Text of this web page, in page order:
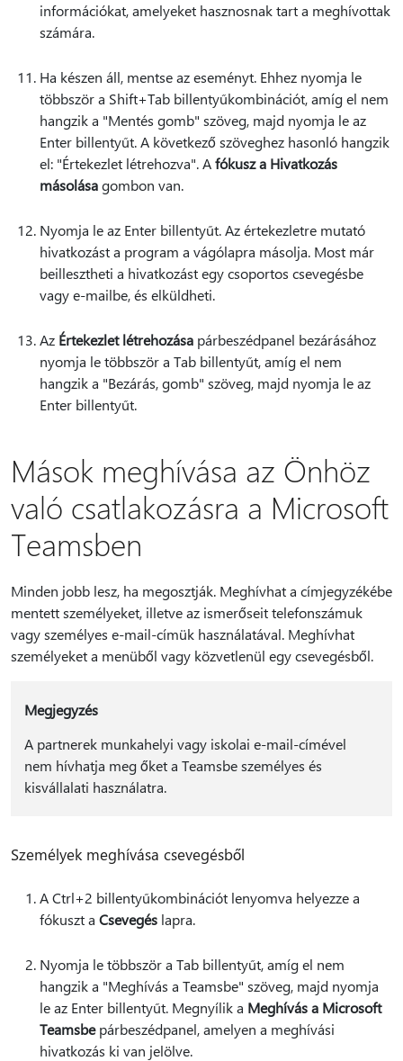
információkat, amelyeket hasznosnak tart a meghívottak
számára.
Ha készen áll, mentse az eseményt. Ehhez nyomja le
többször a Shift+Tab billentyűkombinációt, amíg el nem
hangzik a "Mentés gomb" szöveg, majd nyomja le az
Enter billentyűt. A következő szöveghez hasonló hangzik
el: "Értekezlet létrehozva". Afókusz a Hivatkozás
másolásagombon van.
Nyomja le az Enter billentyűt. Az értekezletre mutató
hivatkozást a program a vágólapra másolja. Most már
beillesztheti a hivatkozást egy csoportos csevegésbe
vagy e-mailbe, és elküldheti.
Az Értekezlet létrehozása párbeszédpanel bezárásához
nyomja le többször a Tab billentyűt, amíg el nem
hangzik a "Bezárás, gomb" szöveg, majd nyomja le az
Enter billentyűt.
Mások meghívása az Önhöz
való csatlakozásra a Microsoft
Teamsben
Minden jobb lesz, ha megosztják. Meghívhat a címjegyzékébe
mentett személyeket, illetve az ismerőseit telefonszámuk
vagy személyes e-mail-címük használatával. Meghívhat
személyeket a menüből vagy közvetlenül egy csevegésből.
Megjegyzés
A partnerek munkahelyi vagy iskolai e-mail-címével
nem hívhatja meg őket a Teamsbe személyes és
kisvállalati használatra.
Személyek meghívása csevegésből
A Ctrl+2 billentyűkombinációt lenyomva helyezze a
fókuszt a Csevegés lapra.
Nyomja le többször a Tab billentyűt, amíg el nem
hangzik a "Meghívás a Teamsbe" szöveg, majd nyomja
le az Enter billentyűt. Megnyílik a Meghívás a Microsoft
Teamsbepárbeszédpanel, amelyen a meghívási
hivatkozás ki van jelölve.